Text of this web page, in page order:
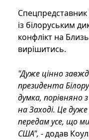
із білоруським
конфлікт на
вирішитись.
"Дуже цінно
президента
думка,
на Заході. Це
передам усе, що
США", - додав